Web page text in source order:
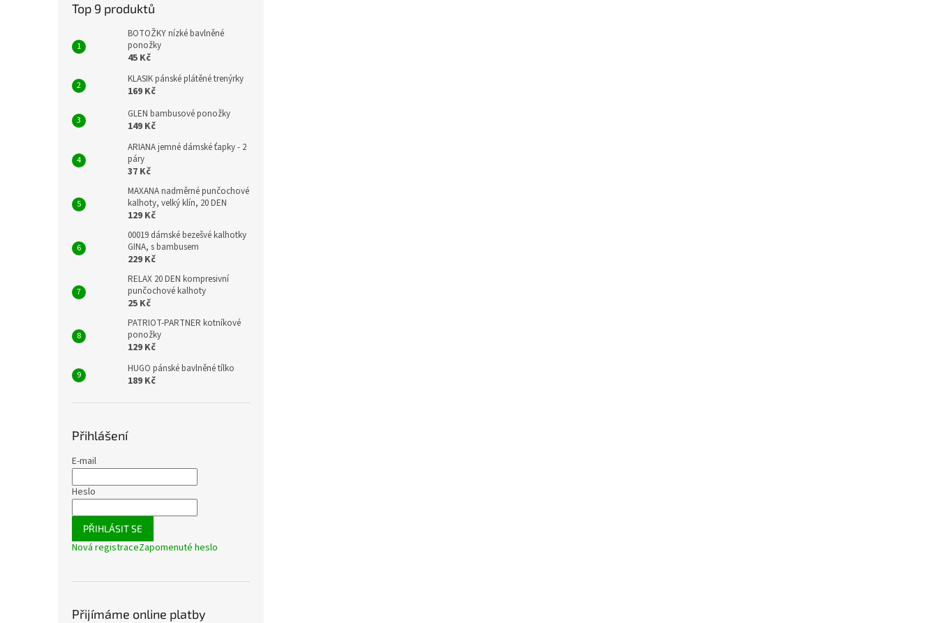
Top 9 produktů
BOTOŽKY nízké bavlněné
ponožky
45 Kč
KLASIK pánské plátěné trenýrky
169 Kč
GLEN bambusové ponožky
149 Kč
ARIANA jemné dámské ťapky - 2
páry
37 Kč
MAXANA nadměrné punčochové
kalhoty, velký klín, 20 DEN
129 Kč
00019 dámské bezešvé kalhotky
GINA, s bambusem
229 Kč
RELAX 20 DEN kompresivní
punčochové kalhoty
25 Kč
PATRIOT-PARTNER kotníkové
ponožky
129 Kč
HUGO pánské bavlněné tílko
189 Kč
Přihlášení
E-mail
Heslo
PŘIHLÁSIT SE
Nová registraceZapomenuté heslo
Přijímáme online platby